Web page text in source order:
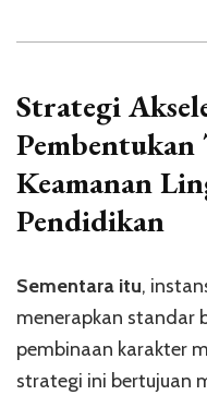
Strategi
Keamanan
Pendidikan
Sementara itu,
menerapkan standar
pembinaan karakter
strategi ini bertujuan